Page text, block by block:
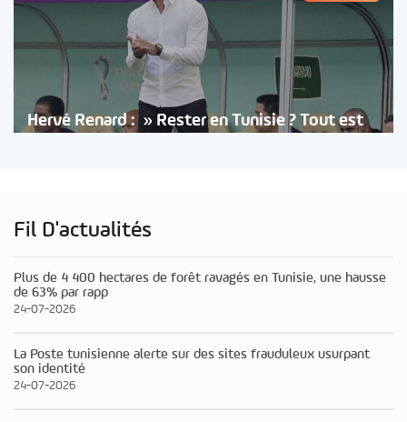
Hervé Renard : » Rester en Tunisie ? Tout est
Fil D'actualités
Plus de 4 400 hectares de forêt ravagés en Tunisie, une hausse
de 63% par rapp
24-07-2026
La Poste tunisienne alerte sur des sites frauduleux usurpant
son identité
24-07-2026